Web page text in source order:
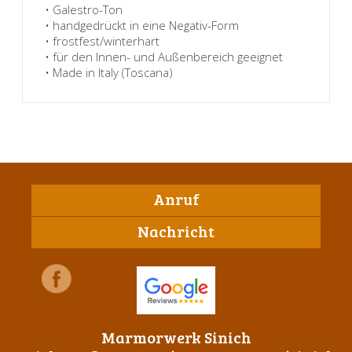
• Galestro-Ton
• handgedrückt in eine Negativ-Form
• frostfest/winterhart
• für den Innen- und Außenbereich geeignet
• Made in Italy (Toscana)
Anruf
Nachricht
Marmorwerk Sinich